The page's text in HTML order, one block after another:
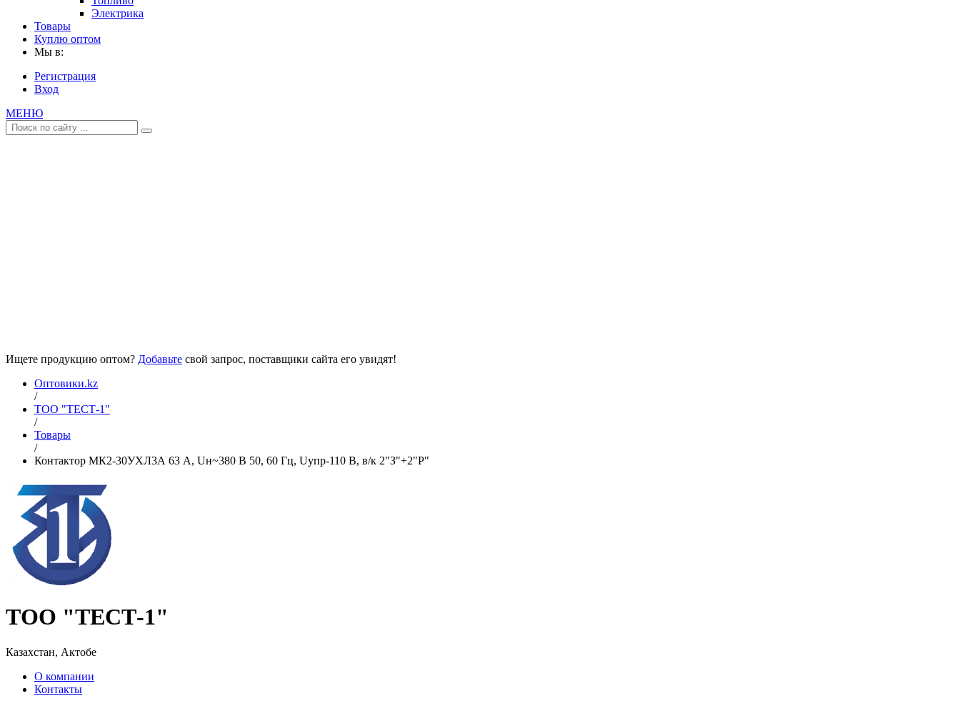
Электрика
Товары
Куплю оптом
Мы в:
Регистрация
Вход
МЕНЮ
Ищете продукцию оптом? Добавьте свой запрос, поставщики сайта его увидят!
Оптовики.kz
/
ТОО "ТЕСТ-1"
/
Товары
/
Контактор МК2-30УХЛ3А 63 А, Uн~380 В 50, 60 Гц, Uупр-110 В, в/к 2"З"+2"Р"
ТОО "ТЕСТ-1"
Казахстан, Актобе
О компании
Контакты